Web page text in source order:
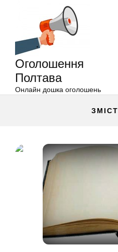
Оголошення
Полтава
Онлайн дошка оголошень
ЗМІСТ